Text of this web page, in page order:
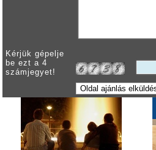
Kérjük gépelje
be ezt a 4
számjegyet!